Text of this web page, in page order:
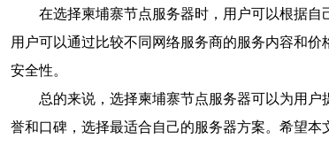
在选择柬埔寨节点服务器时，用户可以根据
用户可以通过比较不同网络服务商的服务内容和
安全性。
总的来说，选择柬埔寨节点服务器可以为用
誉和口碑，选择最适合自己的服务器方案。希望